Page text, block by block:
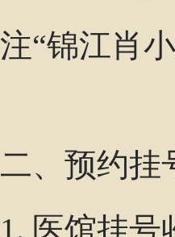
注“锦江肖
二、预约
1. 医馆挂